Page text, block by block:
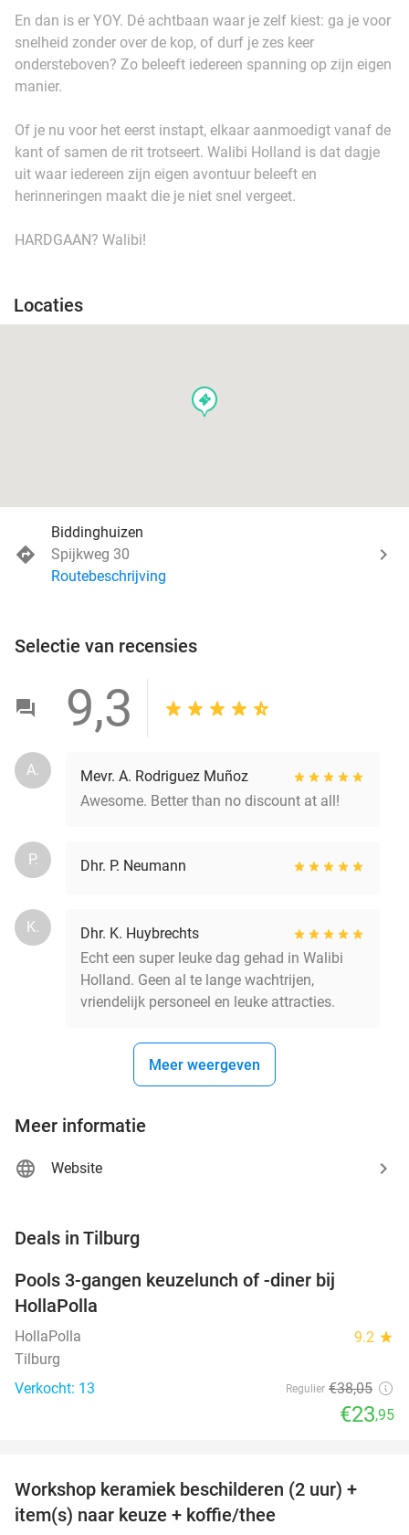
En dan is er YOY. Dé achtbaan waar je zelf kiest: ga je voor
snelheid zonder over de kop, of durf je zes keer
ondersteboven? Zo beleeft iedereen spanning op zijn eigen
manier.
Of je nu voor het eerst instapt, elkaar aanmoedigt vanaf de
kant of samen de rit trotseert. Walibi Holland is dat dagje
uit waar iedereen zijn eigen avontuur beleeft en
herinneringen maakt die je niet snel vergeet.
HARDGAAN? Walibi!
Locaties
events
Biddinghuizen
Spijkweg 30
Routebeschrijving
Selectie van recensies
9,3
A.
Mevr. A. Rodriguez Muñoz
Awesome. Better than no discount at all!
P. Dhr. P. Neumann
K.
Dhr. K. Huybrechts
Echt een super leuke dag gehad in Walibi
Holland. Geen al te lange wachtrijen,
vriendelijk personeel en leuke attracties.
Meer weergeven
Meer informatie
Website
Deals in Tilburg
TODAY
Pools 3-gangen keuzelunch of -diner bij
HollaPolla
HollaPolla 9.2 star
Tilburg
Verkocht: 13
Regulier €38,05
€23,95
43%
TODAY
Workshop keramiek beschilderen (2 uur) +
item(s) naar keuze + koffie/thee